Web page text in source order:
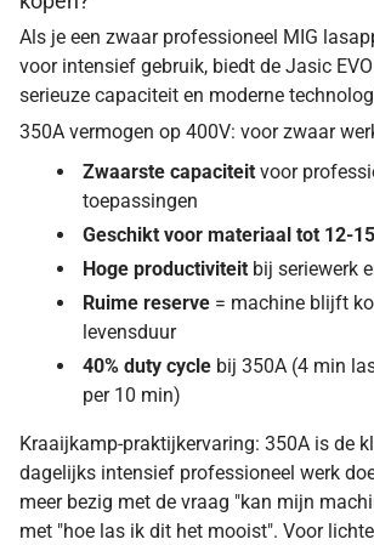
Als je een zwaar professioneel MIG
voor intensief gebruik, biedt de Jasic
serieuze capaciteit en moderne
350A vermogen op 400V: voor zwaar
Zwaarste capaciteit voor
toepassingen
Geschikt voor materiaal tot 12-
Hoge productiviteit bij seriewerk
Ruime reserve = machine blijft
levensduur
40% duty cycle bij 350A (4 min
per 10 min)
Kraaijkamp-praktijkervaring: 350A is de
dagelijks intensief professioneel werk
meer bezig met de vraag "kan mijn
met "hoe las ik dit het mooist". Voor